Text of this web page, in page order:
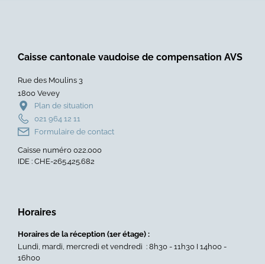
Caisse cantonale vaudoise de compensation AVS
Rue des Moulins 3
1800 Vevey
Plan de situation
021 964 12 11
Formulaire de contact
Caisse numéro 022.000
IDE : CHE-265.425.682
Horaires
Horaires de la réception (1er étage) :
Lundi, mardi, mercredi et vendredi : 8h30 - 11h30 I 14h00 -
16h00